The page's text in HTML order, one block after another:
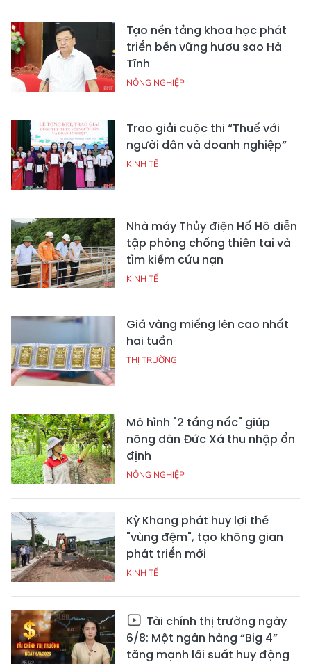
Tạo nền tảng khoa học phát
triển bền vững hươu sao Hà
Tĩnh
NÔNG NGHIỆP
Trao giải cuộc thi “Thuế với
người dân và doanh nghiệp”
KINH TẾ
Nhà máy Thủy điện Hố Hô diễn
tập phòng chống thiên tai và
tìm kiếm cứu nạn
KINH TẾ
Giá vàng miếng lên cao nhất
hai tuần
THỊ TRƯỜNG
Mô hình "2 tầng nấc" giúp
nông dân Đức Xá thu nhập ổn
định
NÔNG NGHIỆP
Kỳ Khang phát huy lợi thế
"vùng đệm", tạo không gian
phát triển mới
KINH TẾ
Tài chính thị trường ngày
6/8: Một ngân hàng “Big 4”
tăng mạnh lãi suất huy động